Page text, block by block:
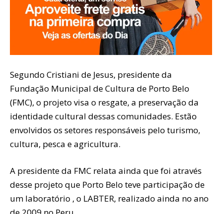
Segundo Cristiani de Jesus, presidente da
Fundação Municipal de Cultura de Porto Belo
(FMC), o projeto visa o resgate, a preservação da
identidade cultural dessas comunidades. Estão
envolvidos os setores responsáveis pelo turismo,
cultura, pesca e agricultura.
A presidente da FMC relata ainda que foi através
desse projeto que Porto Belo teve participação de
um laboratório , o LABTER, realizado ainda no ano